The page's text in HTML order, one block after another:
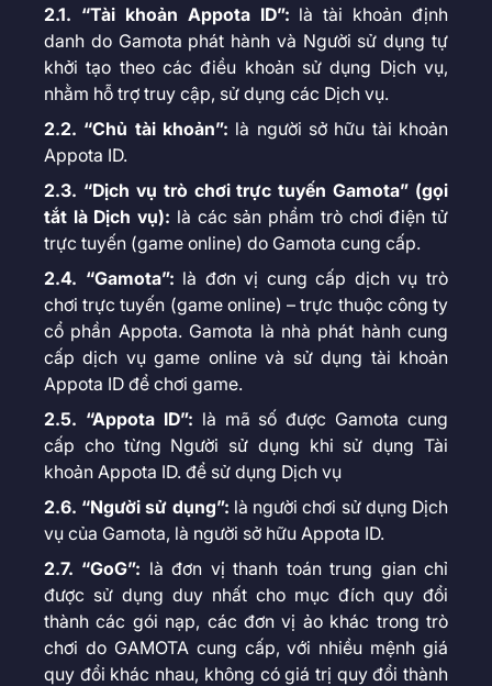
2.1. “Tài khoản Appota ID”: là tài khoản định
danh do Gamota phát hành và Người sử dụng tự
khởi tạo theo các điều khoản sử dụng Dịch vụ,
nhằm hỗ trợ truy cập, sử dụng các Dịch vụ.
2.2. “Chủ tài khoản”: là người sở hữu tài khoản
Appota ID.
2.3. “Dịch vụ trò chơi trực tuyến Gamota” (gọi
tắt là Dịch vụ): là các sản phẩm trò chơi điện tử
trực tuyến (game online) do Gamota cung cấp.
2.4. “Gamota”: là đơn vị cung cấp dịch vụ trò
chơi trực tuyến (game online) – trực thuộc công ty
cổ phần Appota. Gamota là nhà phát hành cung
cấp dịch vụ game online và sử dụng tài khoản
Appota ID để chơi game.
2.5. “Appota ID”: là mã số được Gamota cung
cấp cho từng Người sử dụng khi sử dụng Tài
khoản Appota ID. để sử dụng Dịch vụ
2.6. “Người sử dụng”: là người chơi sử dụng Dịch
vụ của Gamota, là người sở hữu Appota ID.
2.7. “GoG”: là đơn vị thanh toán trung gian chỉ
được sử dụng duy nhất cho mục đích quy đổi
thành các gói nạp, các đơn vị ảo khác trong trò
chơi do GAMOTA cung cấp, với nhiều mệnh giá
quy đổi khác nhau, không có giá trị quy đổi thành